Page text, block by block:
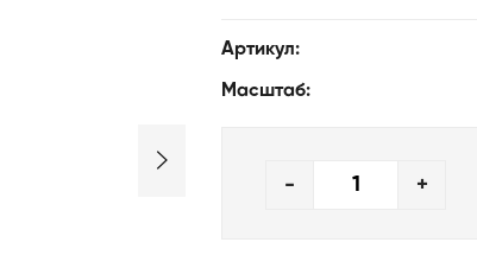
Артикул:
Масштаб:
- +